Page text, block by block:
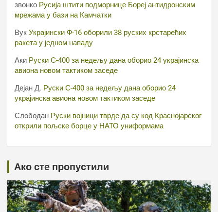
звонко Русија штити подморнице Бореј антидронским
мрежама у бази на Камчатки
Вук Украјински Ф-16 оборили 38 руских крстарећих
ракета у једном нападу
Аки Руски С-400 за недељу дана оборио 24 украјинска
авиона новом тактиком заседе
Дејан Д. Руски С-400 за недељу дана оборио 24
украјинска авиона новом тактиком заседе
Слободан Руски војници тврде да су код Краснојарског
открили пољске борце у НАТО униформама
Ако сте пропустили